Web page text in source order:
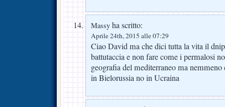
Massy ha scritto:
Aprile 24th, 2015 alle 07:29
Ciao David ma che dici tutta la vita il
battutaccia e non fare come i permalosi
geografia del mediterraneo ma
in Bielorussia no in Ucraina